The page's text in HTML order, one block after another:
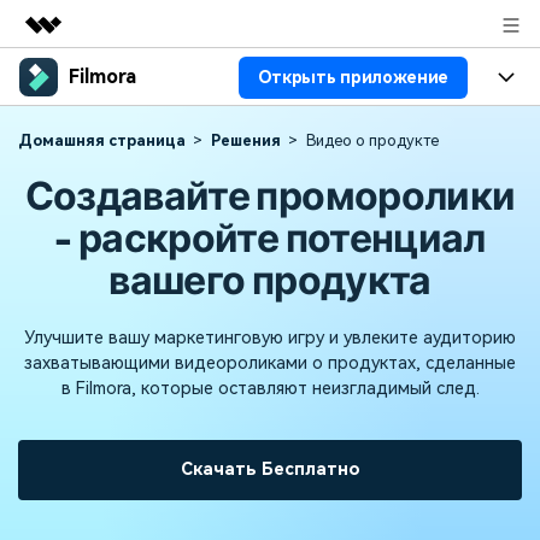
Рекомендуемые продукты
Бизнес
Обзор
О нас
Новости
Поддержка
Filmora Открыть приложение
Продукты
Платформы
Особенности
ИИ
Видео/фото
Тексты
Решения
Видео-решения
видеомонтажу от
Справочный центр
Связаться с нами
КУПИТЬ
Домашняя страница Решения Видео о продукте
Создавайте проморолики
- раскройте потенциал
вашего продукта
Улучшите вашу маркетинговую игру и увлеките аудиторию
захватывающими видеороликами о продуктах, сделанные
в Filmora, которые оставляют неизгладимый след.
Скачать Бесплатно